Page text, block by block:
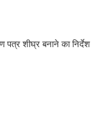
पत्र शीघ्र बनाने का निर्देश